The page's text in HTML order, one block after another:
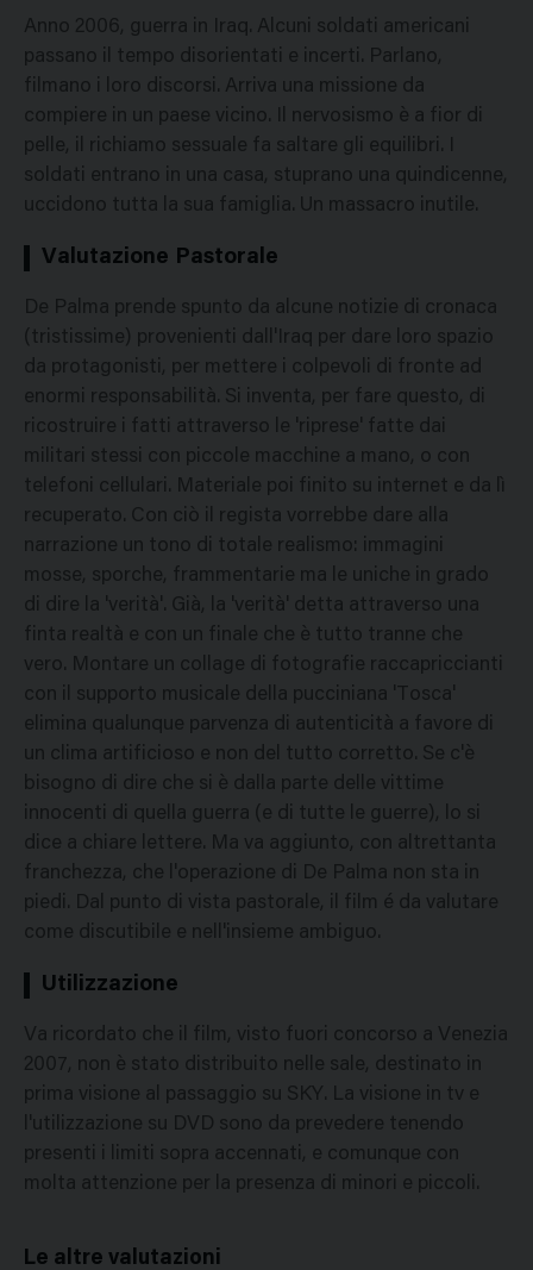
Anno 2006, guerra in Iraq. Alcuni soldati americani
passano il tempo disorientati e incerti. Parlano,
filmano i loro discorsi. Arriva una missione da
compiere in un paese vicino. Il nervosismo è a fior di
pelle, il richiamo sessuale fa saltare gli equilibri. I
soldati entrano in una casa, stuprano una quindicenne,
uccidono tutta la sua famiglia. Un massacro inutile.
Valutazione Pastorale
De Palma prende spunto da alcune notizie di cronaca
(tristissime) provenienti dall'Iraq per dare loro spazio
da protagonisti, per mettere i colpevoli di fronte ad
enormi responsabilità. Si inventa, per fare questo, di
ricostruire i fatti attraverso le 'riprese' fatte dai
militari stessi con piccole macchine a mano, o con
telefoni cellulari. Materiale poi finito su internet e da lì
recuperato. Con ciò il regista vorrebbe dare alla
narrazione un tono di totale realismo: immagini
mosse, sporche, frammentarie ma le uniche in grado
di dire la 'verità'. Già, la 'verità' detta attraverso una
finta realtà e con un finale che è tutto tranne che
vero. Montare un collage di fotografie raccapriccianti
con il supporto musicale della pucciniana 'Tosca'
elimina qualunque parvenza di autenticità a favore di
un clima artificioso e non del tutto corretto. Se c'è
bisogno di dire che si è dalla parte delle vittime
innocenti di quella guerra (e di tutte le guerre), lo si
dice a chiare lettere. Ma va aggiunto, con altrettanta
franchezza, che l'operazione di De Palma non sta in
piedi. Dal punto di vista pastorale, il film é da valutare
come discutibile e nell'insieme ambiguo.
Utilizzazione
Va ricordato che il film, visto fuori concorso a Venezia
2007, non è stato distribuito nelle sale, destinato in
prima visione al passaggio su SKY. La visione in tv e
l'utilizzazione su DVD sono da prevedere tenendo
presenti i limiti sopra accennati, e comunque con
molta attenzione per la presenza di minori e piccoli.
Le altre valutazioni